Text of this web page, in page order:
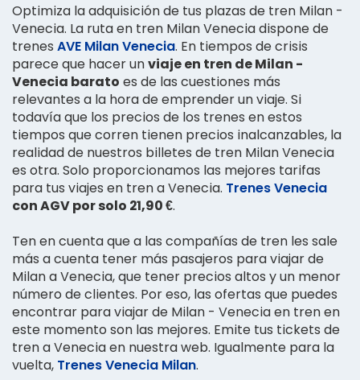
Optimiza la adquisición de tus plazas de tren Milan -
Venecia. La ruta en tren Milan Venecia dispone de
trenes AVE Milan Venecia. En tiempos de crisis
parece que hacer unviaje en tren de Milan -
Venecia barato es de las cuestiones más
relevantes a la hora de emprender un viaje. Si
todavía que los precios de los trenes en estos
tiempos que corren tienen precios inalcanzables, la
realidad de nuestros billetes de tren Milan Venecia
es otra. Solo proporcionamos las mejores tarifas
para tus viajes en tren a Venecia. Trenes Venecia
con AGV por solo 21,90 €.
Ten en cuenta que a las compañías de tren les sale
más a cuenta tener más pasajeros para viajar de
Milan a Venecia, que tener precios altos y un menor
número de clientes. Por eso, las ofertas que puedes
encontrar para viajar de Milan - Venecia en tren en
este momento son las mejores. Emite tus tickets de
tren a Venecia en nuestra web. Igualmente para la
vuelta, Trenes Venecia Milan.